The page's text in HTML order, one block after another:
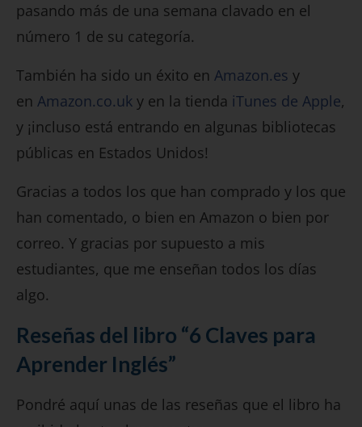
pasando más de una semana clavado en el
número 1 de su categoría.
También ha sido un éxito en Amazon.es y
en Amazon.co.uk y en la tienda iTunes de Apple,
y ¡incluso está entrando en algunas bibliotecas
públicas en Estados Unidos!
Gracias a todos los que han comprado y los que
han comentado, o bien en Amazon o bien por
correo. Y gracias por supuesto a mis
estudiantes, que me enseñan todos los días
algo.
Reseñas del libro “6 Claves para
Aprender Inglés”
Pondré aquí unas de las reseñas que el libro ha